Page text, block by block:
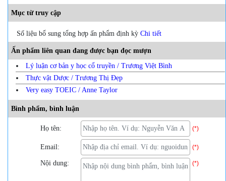
Mục từ truy cập
Số liệu bổ sung tổng hợp ấn phẩm định kỳ Chi tiết
Ấn phẩm liên quan đang được bạn đọc mượn
Lý luận cơ bản y học cổ truyền / Trương Việt Bình
Thực vật Dược / Trương Thị Đẹp
Very easy TOEIC / Anne Taylor
Bình phẩm, bình luận
Họ tên: (*)
Email: (*)
Nội dung: (*)